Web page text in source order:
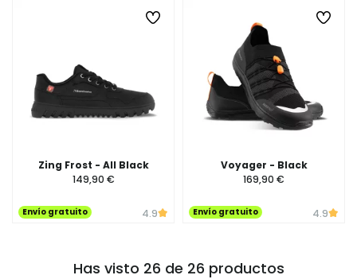
Zing Frost - All Black
149,90 €
Envío gratuito 4.9
Voyager - Black
169,90 €
Envío gratuito 4.9
Has visto 26 de 26 productos